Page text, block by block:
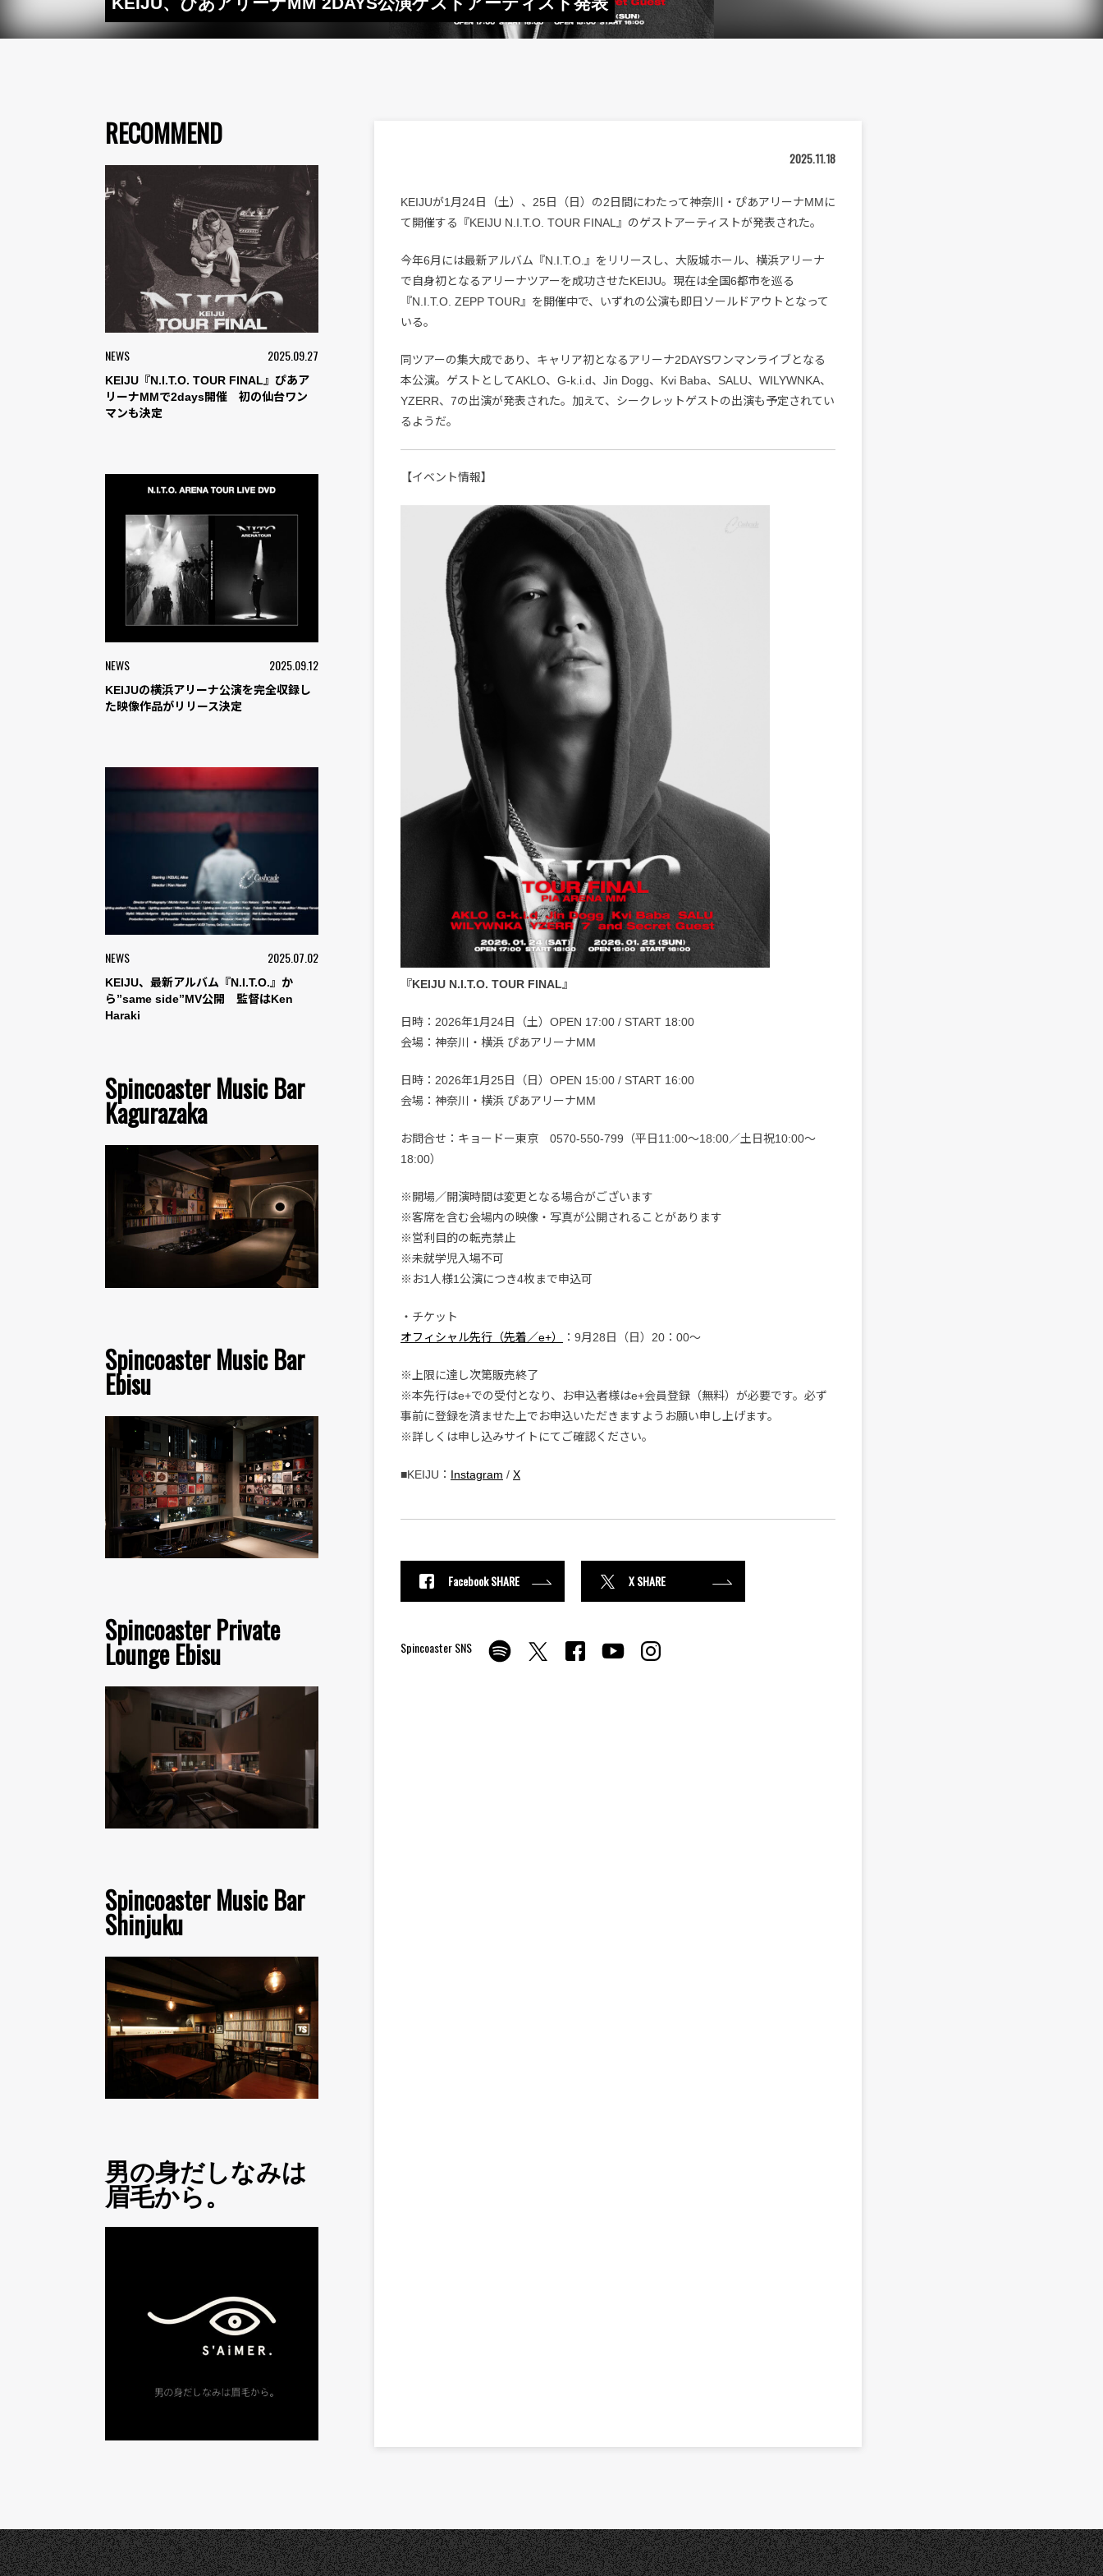
RECOMMEND
NEWS 2025.09.27
KEIJU『N.I.T.O. TOUR FINAL』ぴあア
リーナMMで2days開催 初の仙台ワン
マンも決定
NEWS 2025.09.12
KEIJUの横浜アリーナ公演を完全収録し
た映像作品がリリース決定
NEWS 2025.07.02
KEIJU、最新アルバム『N.I.T.O.』か
ら”same side”MV公開 監督はKen
Haraki
Spincoaster Music Bar
Kagurazaka
Spincoaster Music Bar
Ebisu
Spincoaster Private
Lounge Ebisu
Spincoaster Music Bar
Shinjuku
男の身だしなみは
眉毛から。
2025.11.18
KEIJUが1月24日（土）、25日（日）の2日間にわたって神奈川・ぴあアリーナMMに
て開催する『KEIJU N.I.T.O. TOUR FINAL』のゲストアーティストが発表された。
今年6月には最新アルバム『N.I.T.O.』をリリースし、大阪城ホール、横浜アリーナ
で自身初となるアリーナツアーを成功させたKEIJU。現在は全国6都市を巡る
『N.I.T.O. ZEPP TOUR』を開催中で、いずれの公演も即日ソールドアウトとなって
いる。
同ツアーの集大成であり、キャリア初となるアリーナ2DAYSワンマンライブとなる
本公演。ゲストとしてAKLO、G-k.i.d、Jin Dogg、Kvi Baba、SALU、WILYWNKA、
YZERR、7の出演が発表された。加えて、シークレットゲストの出演も予定されてい
るようだ。
【イベント情報】
『KEIJU N.I.T.O. TOUR FINAL』
日時：2026年1月24日（土）OPEN 17:00 / START 18:00
会場：神奈川・横浜 ぴあアリーナMM
日時：2026年1月25日（日）OPEN 15:00 / START 16:00
会場：神奈川・横浜 ぴあアリーナMM
お問合せ：キョードー東京 0570-550-799（平日11:00〜18:00／土日祝10:00〜
18:00）
※開場／開演時間は変更となる場合がございます
※客席を含む会場内の映像・写真が公開されることがあります
※営利目的の転売禁止
※未就学児入場不可
※お1人様1公演につき4枚まで申込可
・チケット
オフィシャル先行（先着／e+）
：9月28日（日）20：00〜
※上限に達し次第販売終了
※本先行はe+での受付となり、お申込者様はe+会員登録（無料）が必要です。必ず
事前に登録を済ませた上でお申込いただきますようお願い申し上げます。
※詳しくは申し込みサイトにてご確認ください。
■KEIJU： Instagram / X
Facebook SHARE X SHARE
Spincoaster SNS